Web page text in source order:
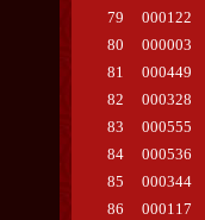
79
000122
80
000003
81
000449
82
000328
83
000555
84
000536
85
000344
86
000117